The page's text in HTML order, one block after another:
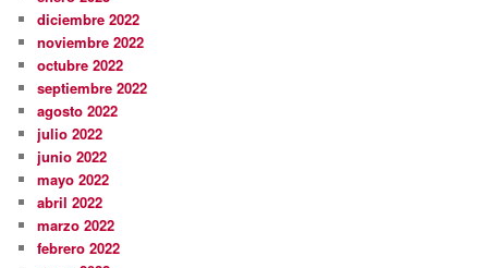
diciembre 2022
noviembre 2022
octubre 2022
septiembre 2022
agosto 2022
julio 2022
junio 2022
mayo 2022
abril 2022
marzo 2022
febrero 2022